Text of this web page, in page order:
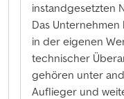
instandgesetzten
Das
in der eigenen
technischer
gehören unter
Auflieger und